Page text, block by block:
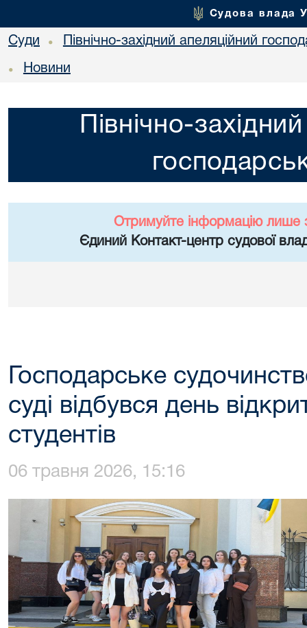
Судова влада
Суди • Північно-західний апеляційний
• Новини
Північно-
Отримуйте інформацію лише
Єдиний Контакт-центр судової
Господарське
суді відбувся день
студентів
06 травня 2026, 15:16